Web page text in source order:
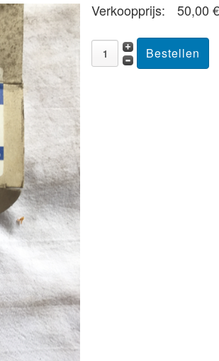
Verkoopprijs:
50,00 €